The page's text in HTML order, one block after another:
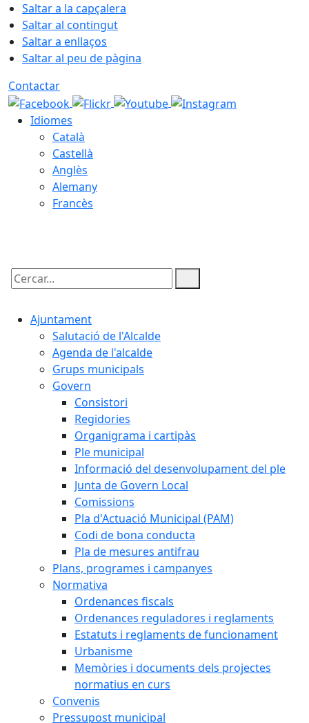
Saltar a la capçalera
Saltar al contingut
Saltar a enllaços
Saltar al peu de pàgina
Contactar
Idiomes
Català
Castellà
Anglès
Alemany
Francès
Cercar:
Ajuntament
Salutació de l'Alcalde
Agenda de l'alcalde
Grups municipals
Govern
Consistori
Regidories
Organigrama i cartipàs
Ple municipal
Informació del desenvolupament del ple
Junta de Govern Local
Comissions
Pla d'Actuació Municipal (PAM)
Codi de bona conducta
Pla de mesures antifrau
Plans, programes i campanyes
Normativa
Ordenances fiscals
Ordenances reguladores i reglaments
Estatuts i reglaments de funcionament
Urbanisme
Memòries i documents dels projectes
normatius en curs
Convenis
Pressupost municipal